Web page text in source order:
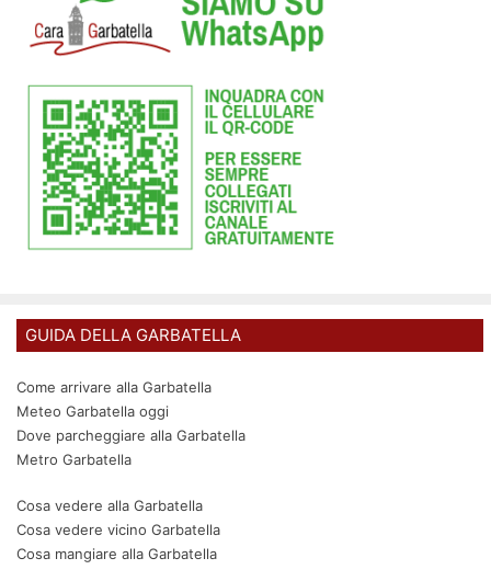
GUIDA DELLA GARBATELLA
Come arrivare alla Garbatella
Meteo Garbatella oggi
Dove parcheggiare alla Garbatella
Metro Garbatella
Cosa vedere alla Garbatella
Cosa vedere vicino Garbatella
Cosa mangiare alla Garbatella